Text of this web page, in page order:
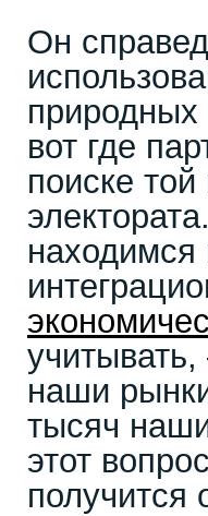
Он
вот где
поиске
находимся
наши
тысяч
этот
получится